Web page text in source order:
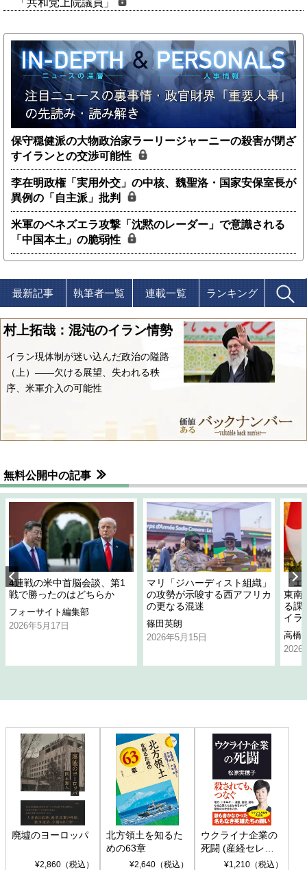
「共和党上院議員」
保守穏健派の大物政治家ラーリージャーニーの殺害が閉ざ
すイランとの交渉可能性
李在明政権「実用外交」の中核、魏聖洛・国家安保室長が
異例の「自主派」批判
米軍のベネズエラ攻撃「沈黙のレーダー」で意識される
「中国本土」の脆弱性
最新記事 執筆者一覧 連載一覧 ランキング
村上拓哉：混沌のイラン情勢
イラン現体制が迷い込んだ政治の隘路
（上）――欠ける展望、失われる秩
序、米軍介入の可能性
無料公開中の記事
4連戦の米中首脳会談、第1
戦で勝ったのはどちらか
フォーサイト編集部
2026年5月17日
マリ「ジハーディスト組織」
の攻勢が示唆する西アフリカ
の更なる混迷
篠田英朗
2026年5月15日
「
東南
る課
イラ
高橋
2026
廃墟のヨーロッパ
¥2,860（税込）
北方領土を知るた
めの63章
¥2,640（税込）
ウクライナ企業の
死闘 (産経セレク
ト S 039)¥1,210（税込）